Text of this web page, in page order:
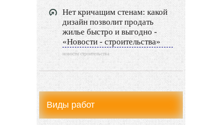
Нет кричащим стенам: какой
дизайн позволит продать
жилье быстро и выгодно -
«Новости - строительства»
новости строительства
Виды работ